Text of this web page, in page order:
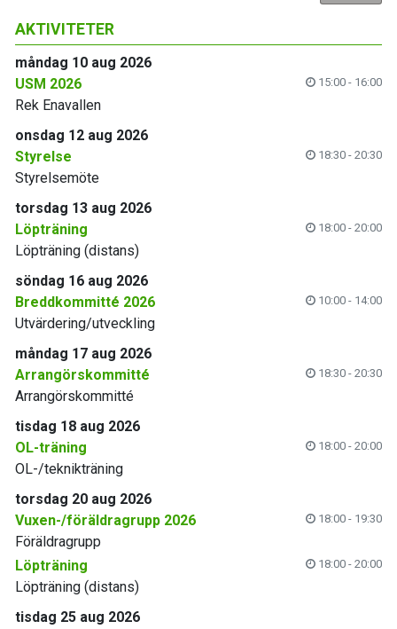
AKTIVITETER
måndag 10 aug 2026
USM 2026
15:00 - 16:00
Rek Enavallen
onsdag 12 aug 2026
Styrelse
18:30 - 20:30
Styrelsemöte
torsdag 13 aug 2026
Löpträning
18:00 - 20:00
Löpträning (distans)
söndag 16 aug 2026
Breddkommitté 2026
10:00 - 14:00
Utvärdering/utveckling
måndag 17 aug 2026
Arrangörskommitté
18:30 - 20:30
Arrangörskommitté
tisdag 18 aug 2026
OL-träning
18:00 - 20:00
OL-/teknikträning
torsdag 20 aug 2026
Vuxen-/föräldragrupp 2026
18:00 - 19:30
Föräldragrupp
Löpträning
18:00 - 20:00
Löpträning (distans)
tisdag 25 aug 2026